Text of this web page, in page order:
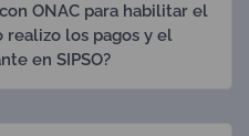
ONAC para habilitar el
realizo los pagos y el
en SIPSO?